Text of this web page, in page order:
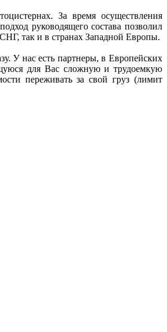
За время осуществления
руководящего состава позволил
так и в странах Западной Европы.
У нас есть партнеры, в Европейских
для Вас сложную и трудоемкую
переживать за свой груз (лимит